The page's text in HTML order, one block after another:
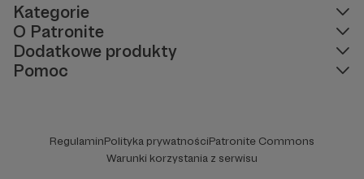
Kategorie
O Patronite
Dodatkowe produkty
Pomoc
RegulaminPolityka prywatnościPatronite Commons
Warunki korzystania z serwisu